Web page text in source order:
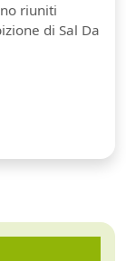
riuniti
di Sal Da